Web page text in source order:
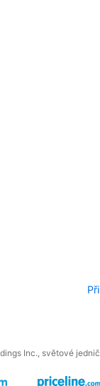
Inc., světové